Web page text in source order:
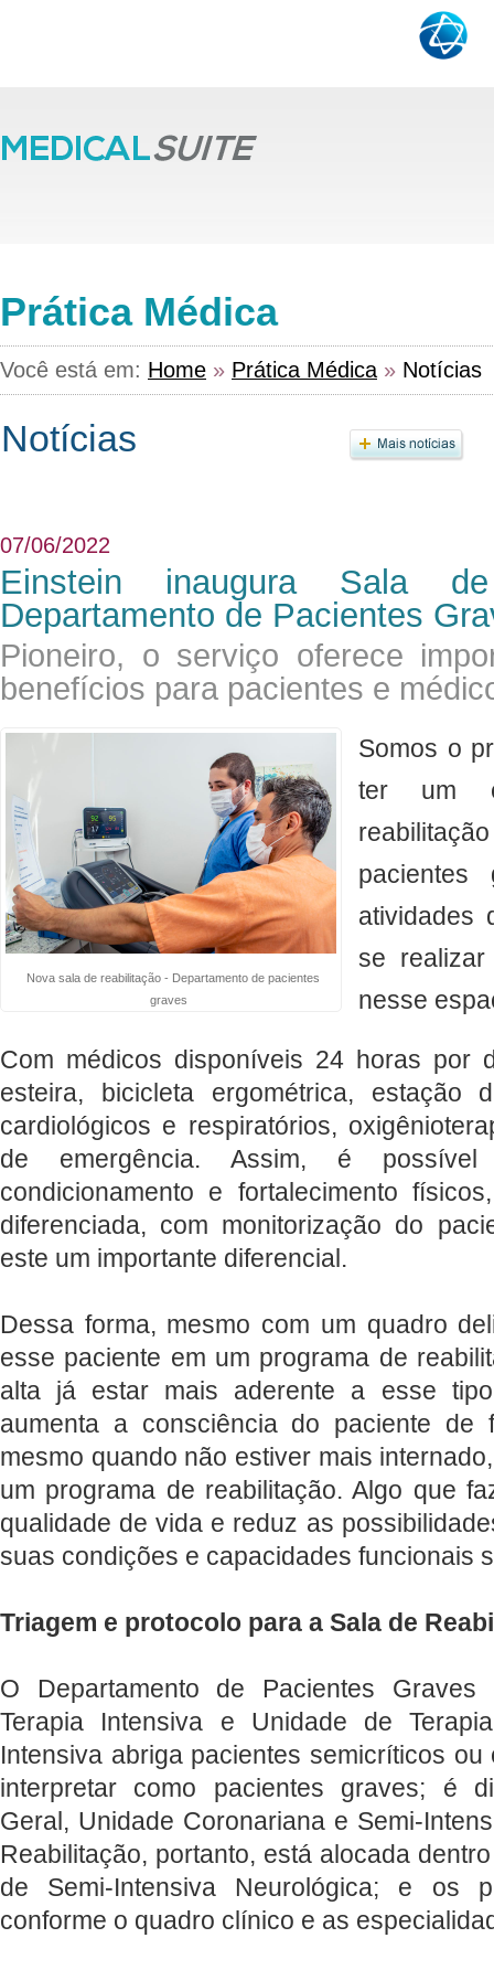
Prática Médica
Você está em: Home » Prática Médica » Notícias
07/06/2022
Einstein inaugura Sala
Departamento de Pacientes
Pioneiro, o serviço oferece
benefícios para pacientes e
Nova sala de reabilitação - Departamento de pacientes
graves
​Somos o
ter um
pacientes
atividades
se
nesse
Com médicos disponíveis 24 horas por
esteira, bicicleta ergométrica, estação
cardiológicos e respiratórios,
de emergência. Assim, é
condicionamento e fortalecimento
diferenciada, com monitorização do
este um importante diferencial.
Dessa forma, mesmo com um quadro
esse paciente em um programa de
alta já estar mais aderente a esse
aumenta a consciência do paciente de
mesmo quando não estiver mais
um programa de reabilitação. Algo que
qualidade de vida e reduz as
suas condições e capacidades funcionais
Triagem e protocolo para a Sala de
O Departamento de Pacientes
Terapia Intensiva e Unidade de
Intensiva abriga pacientes semicríticos
interpretar como pacientes graves; é
Geral, Unidade Coronariana e Semi-
Reabilitação, portanto, está alocada
de Semi-Intensiva Neurológica; e os
conforme o quadro clínico e as